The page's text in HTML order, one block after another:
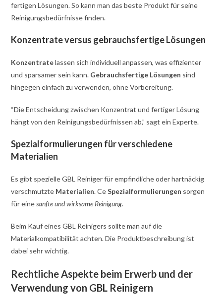
fertigen Lösungen. So kann man das beste Produkt für seine
Reinigungsbedürfnisse finden.
Konzentrate versus gebrauchsfertige Lösungen
Konzentratelassen sich individuell anpassen, was effizienter
und sparsamer sein kann. Gebrauchsfertige Lösungen sind
hingegen einfach zu verwenden, ohne Vorbereitung.
“Die Entscheidung zwischen Konzentrat und fertiger Lösung
hängt von den Reinigungsbedürfnissen ab,” sagt ein Experte.
Spezialformulierungen für verschiedene
Materialien
Es gibt spezielle GBL Reiniger für empfindliche oder hartnäckig
verschmutzte Materialien. CeSpezialformulierungen sorgen
für einesanfte und wirksame Reinigung.
Beim Kauf eines GBL Reinigers sollte man auf die
Materialkompatibilität achten. Die Produktbeschreibung ist
dabei sehr wichtig.
Rechtliche Aspekte beim Erwerb und der
Verwendung von GBL Reinigern